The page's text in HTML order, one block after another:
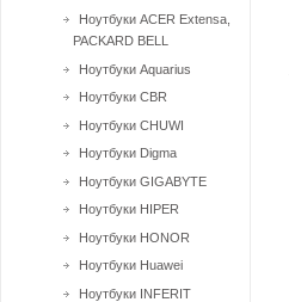
Ноутбуки ACER Extensa,
PACKARD BELL
Ноутбуки Aquarius
Ноутбуки CBR
Ноутбуки CHUWI
Ноутбуки Digma
Ноутбуки GIGABYTE
Ноутбуки HIPER
Ноутбуки HONOR
Ноутбуки Huawei
Ноутбуки INFERIT